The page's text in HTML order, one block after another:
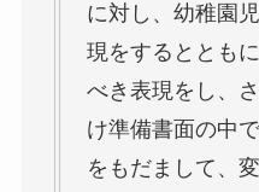
に対し、幼稚園
現をするととも
べき表現をし、
け準備書面の中
をもだまして、